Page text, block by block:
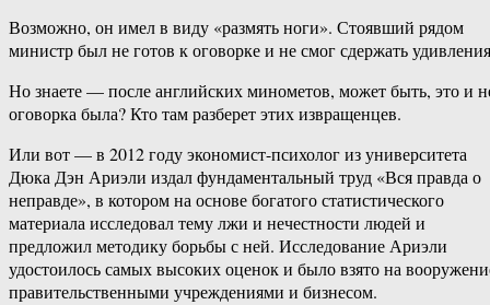
Возможно, он имел в виду «размять ноги». Стоявший рядом
министр был не готов к оговорке и не смог сдержать
Но знаете — после английских минометов, может быть, это и
оговорка была? Кто там разберет этих извращенцев.
Или вот — в 2012 году экономист-психолог из университета
Дюка Дэн Ариэли издал фундаментальный труд «Вся правда о
неправде», в котором на основе богатого статистического
материала исследовал тему лжи и нечестности людей и
предложил методику борьбы с ней. Исследование Ариэли
удостоилось самых высоких оценок и было взято на
правительственными учреждениями и бизнесом.